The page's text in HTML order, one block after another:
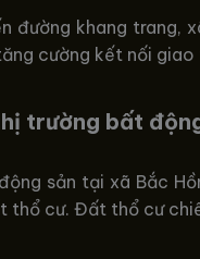
đường khang trang,
cường kết nối giao
trường bất
sản tại xã Bắc
thổ cư. Đất thổ cư